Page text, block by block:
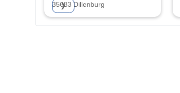
35683 Dillenburg
❯